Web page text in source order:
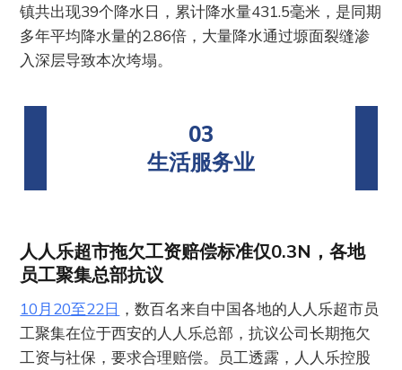
镇共出现39个降水日，累计降水量431.5毫米，是同期
多年平均降水量的2.86倍，大量降水通过塬面裂缝渗
入深层导致本次垮塌。
03
生活服务业
人人乐超市拖欠工资赔偿标准仅0.3N，各地
员工聚集总部抗议
10月20至22日 ，数百名来自中国各地的人人乐超市员
工聚集在位于西安的人人乐总部，抗议公司长期拖欠
工资与社保，要求合理赔偿。员工透露，人人乐控股